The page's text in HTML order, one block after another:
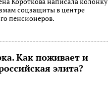
соц­защиты в центре
п­енсионеров.
Как поживает и
элита?